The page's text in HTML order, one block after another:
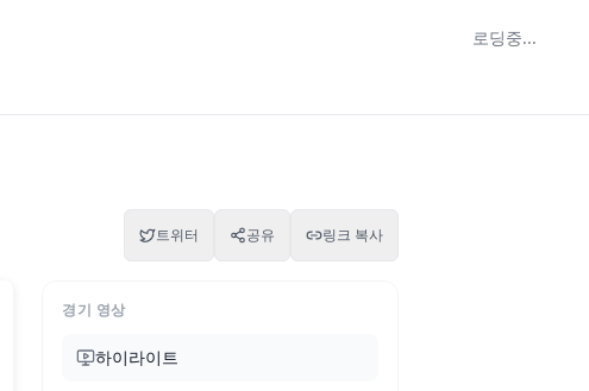
로딩중...
트위터 공유 링크 복사
경기 영상
하이라이트